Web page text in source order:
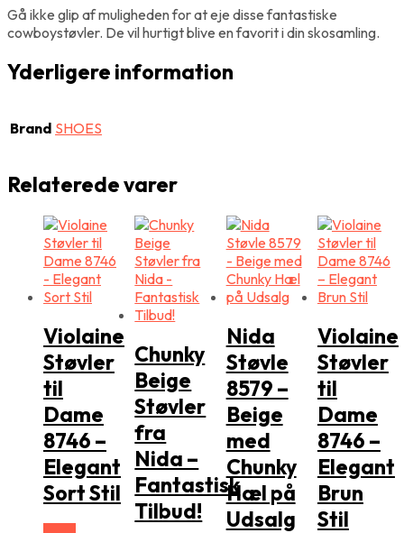
Gå ikke glip af muligheden for at eje disse fantastiske
cowboystøvler. De vil hurtigt blive en favorit i din skosamling.
Yderligere information
Brand SHOES
Relaterede varer
Violaine
Støvler
til
Dame
8746 –
Elegant
Sort Stil
Chunky
Beige
Støvler
fra
Nida –
Fantastisk
Tilbud!
Nida
Støvle
8579 –
Beige
med
Chunky
Hæl på
Udsalg
Violaine
Støvler
til
Dame
8746 –
Elegant
Brun
Stil